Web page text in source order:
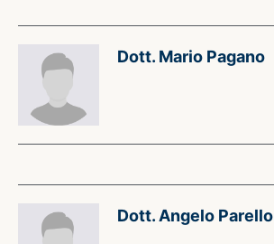
Dott. Mario Pagano
Dott. Angelo Parello